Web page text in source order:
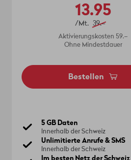
13.95
/Mt. 39.–
Aktivierungskosten 59.–
Ohne Mindestdauer
Bestellen
5 GB Daten
Innerhalb der Schweiz
Unlimitierte Anrufe & SMS
Innerhalb der Schweiz
Im besten Netz der Schweiz